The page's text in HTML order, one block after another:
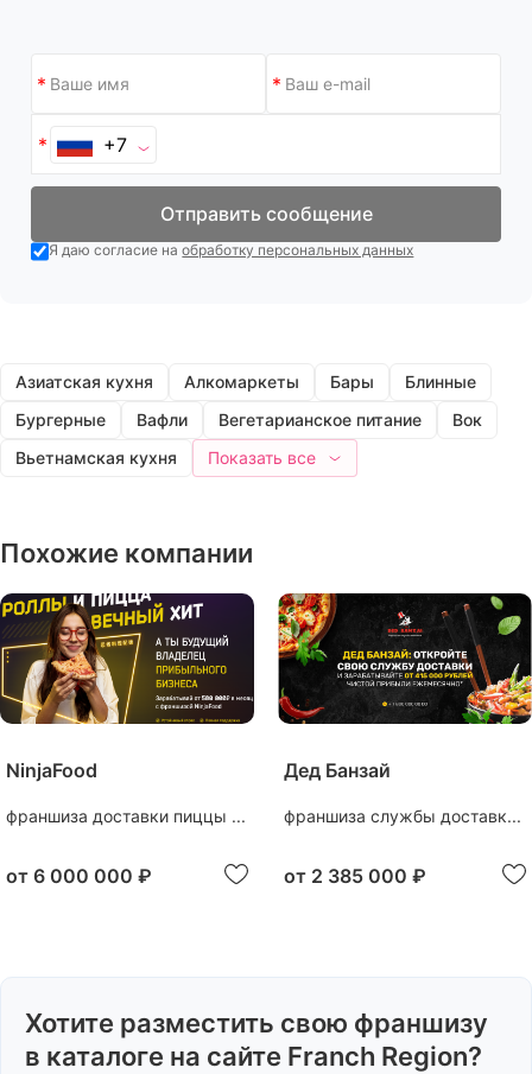
+7
Отправить сообщение
Я даю согласие наобработку персональных данных
Азиатская кухня Алкомаркеты Бары
Блинные
Бургерные
Вафли Вегетарианское питание
Вок
Вьетнамская кухня
Показать все
Похожие компании
NinjaFood
франшиза доставки пиццы ...
от 6 000 000 ₽
Дед Банзай
франшиза службы доставк...
от 2 385 000 ₽
Хотите разместить свою франшизу
в каталоге на сайте Franch Region?